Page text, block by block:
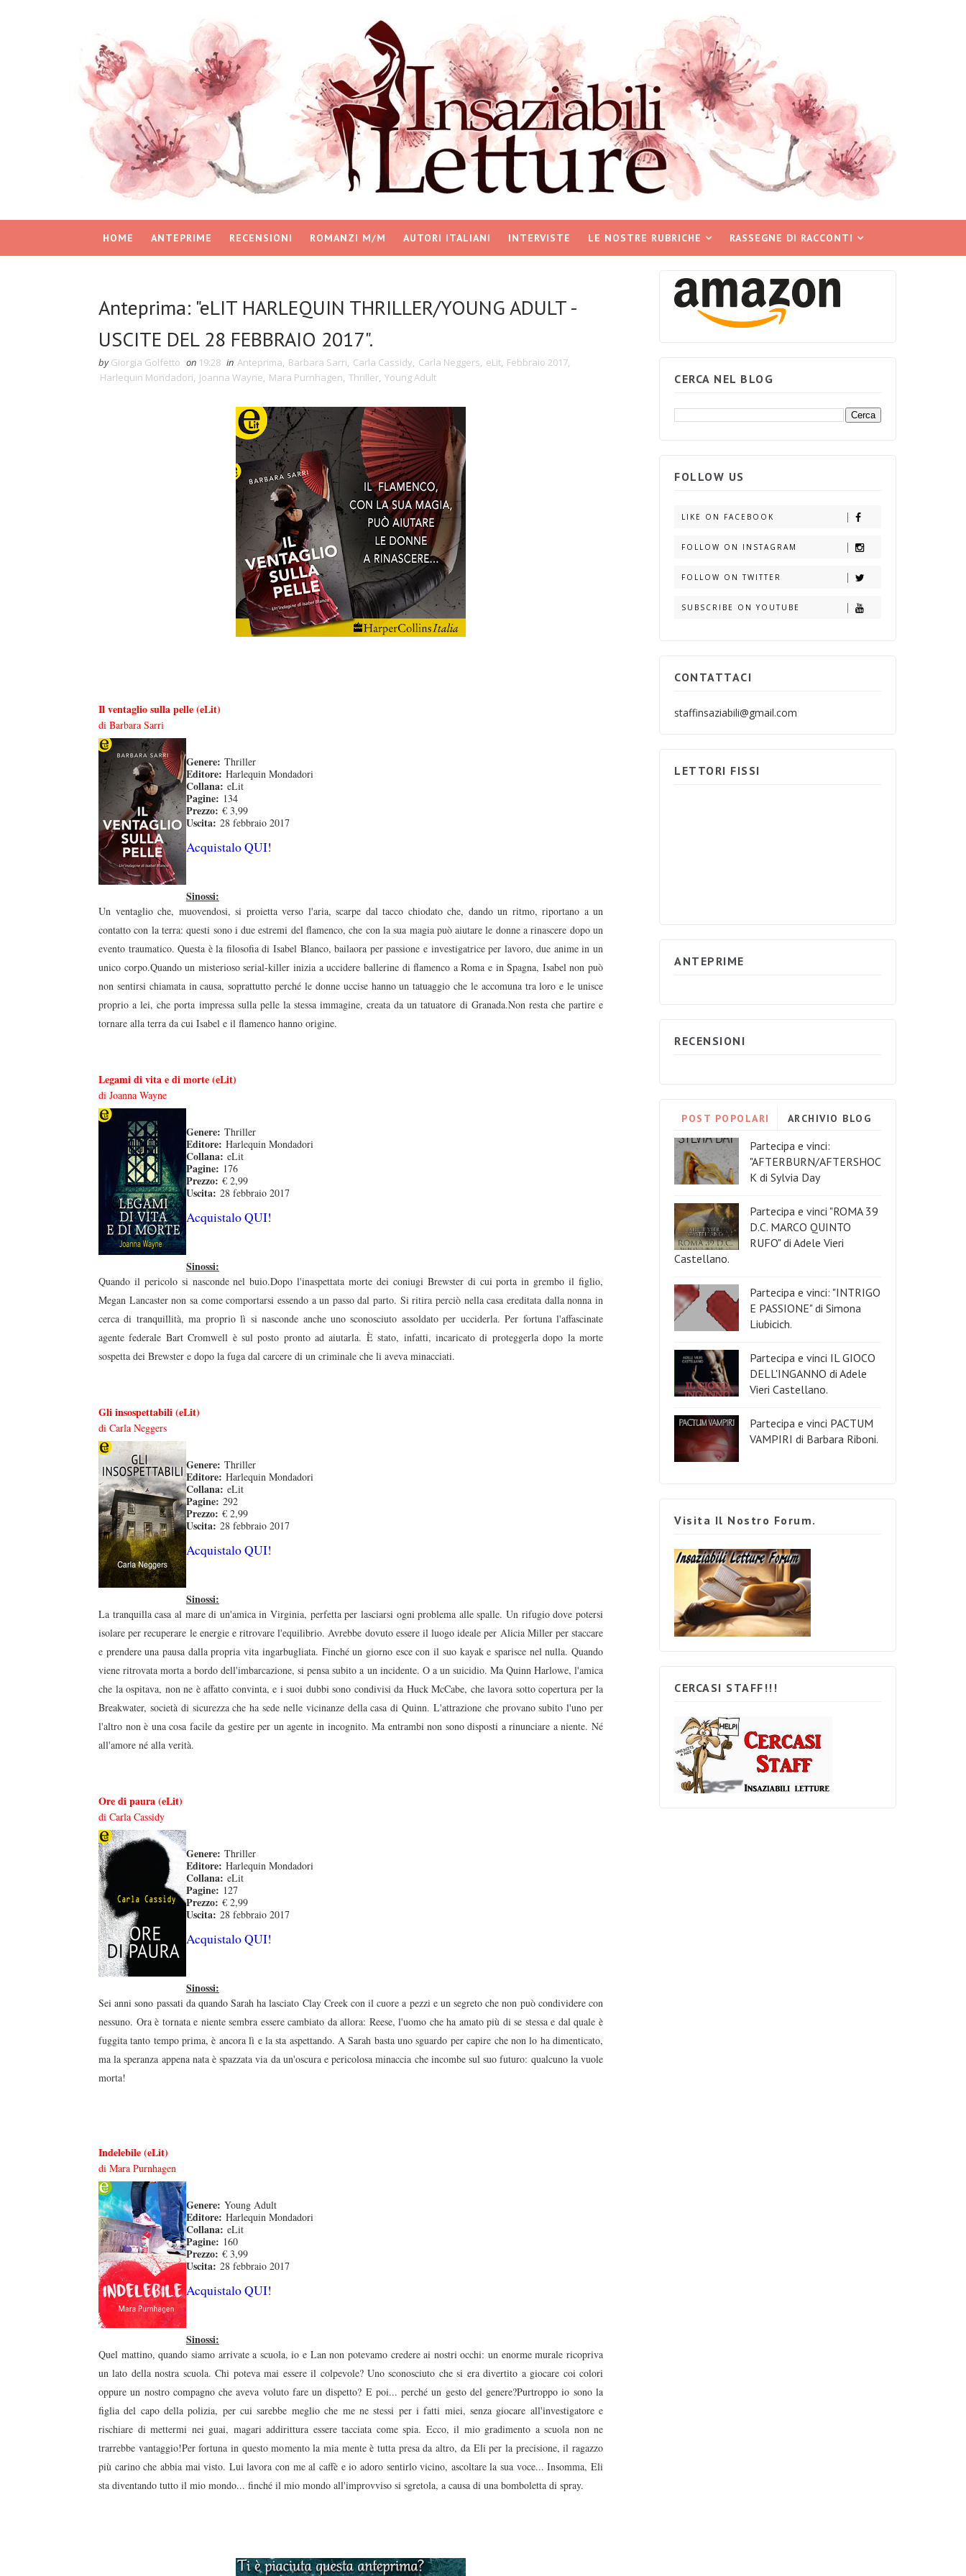
HOME ANTEPRIME RECENSIONI ROMANZI M/M AUTORI ITALIANI INTERVISTE LE NOSTRE RUBRICHE RASSEGNE DI RACCONTI
Anteprima: "eLIT HARLEQUIN THRILLER/YOUNG ADULT -
USCITE DEL 28 FEBBRAIO 2017".
by Giorgia Golfetto on 19:28 in Anteprima, Barbara Sarri, Carla Cassidy, Carla Neggers, eLit, Febbraio 2017,
Harlequin Mondadori, Joanna Wayne, Mara Purnhagen, Thriller, Young Adult
Il ventaglio sulla pelle (eLit)
di Barbara Sarri
Genere: Thriller
Editore: Harlequin Mondadori
Collana: eLit
Pagine: 134
Prezzo: € 3,99
Uscita: 28 febbraio 2017
Acquistalo QUI!
Sinossi:
Un ventaglio che, muovendosi, si proietta verso l'aria, scarpe dal tacco chiodato che, dando un ritmo, riportano a un
contatto con la terra: questi sono i due estremi del flamenco, che con la sua magia può aiutare le donne a rinascere dopo un
evento traumatico. Questa è la filosofia di Isabel Blanco, bailaora per passione e investigatrice per lavoro, due anime in un
unico corpo.Quando un misterioso serial-killer inizia a uccidere ballerine di flamenco a Roma e in Spagna, Isabel non può
non sentirsi chiamata in causa, soprattutto perché le donne uccise hanno un tatuaggio che le accomuna tra loro e le unisce
proprio a lei, che porta impressa sulla pelle la stessa immagine, creata da un tatuatore di Granada.Non resta che partire e
tornare alla terra da cui Isabel e il flamenco hanno origine.
Legami di vita e di morte (eLit)
di Joanna Wayne
Genere: Thriller
Editore: Harlequin Mondadori
Collana: eLit
Pagine: 176
Prezzo: € 2,99
Uscita: 28 febbraio 2017
Acquistalo QUI!
Sinossi:
Quando il pericolo si nasconde nel buio.Dopo l'inaspettata morte dei coniugi Brewster di cui porta in grembo il figlio,
Megan Lancaster non sa come comportarsi essendo a un passo dal parto. Si ritira perciò nella casa ereditata dalla nonna in
cerca di tranquillità, ma proprio lì si nasconde anche uno sconosciuto assoldato per ucciderla. Per fortuna l'affascinate
agente federale Bart Cromwell è sul posto pronto ad aiutarla. È stato, infatti, incaricato di proteggerla dopo la morte
sospetta dei Brewster e dopo la fuga dal carcere di un criminale che li aveva minacciati.
Gli insospettabili (eLit)
di Carla Neggers
Genere: Thriller
Editore: Harlequin Mondadori
Collana: eLit
Pagine: 292
Prezzo: € 2,99
Uscita: 28 febbraio 2017
Acquistalo QUI!
Sinossi:
La tranquilla casa al mare di un'amica in Virginia, perfetta per lasciarsi ogni problema alle spalle. Un rifugio dove potersi
isolare per recuperare le energie e ritrovare l'equilibrio. Avrebbe dovuto essere il luogo ideale per Alicia Miller per staccare
e prendere una pausa dalla propria vita ingarbugliata. Finché un giorno esce con il suo kayak e sparisce nel nulla. Quando
viene ritrovata morta a bordo dell'imbarcazione, si pensa subito a un incidente. O a un suicidio. Ma Quinn Harlowe, l'amica
che la ospitava, non ne è affatto convinta, e i suoi dubbi sono condivisi da Huck McCabe, che lavora sotto copertura per la
Breakwater, società di sicurezza che ha sede nelle vicinanze della casa di Quinn. L'attrazione che provano subito l'uno per
l'altro non è una cosa facile da gestire per un agente in incognito. Ma entrambi non sono disposti a rinunciare a niente. Né
all'amore né alla verità.
Ore di paura (eLit)
di Carla Cassidy
Genere: Thriller
Editore: Harlequin Mondadori
Collana: eLit
Pagine: 127
Prezzo: € 2,99
Uscita: 28 febbraio 2017
Acquistalo QUI!
Sinossi:
Sei anni sono passati da quando Sarah ha lasciato Clay Creek con il cuore a pezzi e un segreto che non può condividere con
nessuno. Ora è tornata e niente sembra essere cambiato da allora: Reese, l'uomo che ha amato più di se stessa e dal quale è
fuggita tanto tempo prima, è ancora lì e la sta aspettando. A Sarah basta uno sguardo per capire che non lo ha dimenticato,
ma la speranza appena nata è spazzata via da un'oscura e pericolosa minaccia che incombe sul suo futuro: qualcuno la vuole
morta!
Indelebile (eLit)
di Mara Purnhagen
Genere: Young Adult
Editore: Harlequin Mondadori
Collana: eLit
Pagine: 160
Prezzo: € 3,99
Uscita: 28 febbraio 2017
Acquistalo QUI!
Sinossi:
Quel mattino, quando siamo arrivate a scuola, io e Lan non potevamo credere ai nostri occhi: un enorme murale ricopriva
un lato della nostra scuola. Chi poteva mai essere il colpevole? Uno sconosciuto che si era divertito a giocare coi colori
oppure un nostro compagno che aveva voluto fare un dispetto? E poi... perché un gesto del genere?Purtroppo io sono la
figlia del capo della polizia, per cui sarebbe meglio che me ne stessi per i fatti miei, senza giocare all'investigatore e
rischiare di mettermi nei guai, magari addirittura essere tacciata come spia. Ecco, il mio gradimento a scuola non ne
trarrebbe vantaggio!Per fortuna in questo momento la mia mente è tutta presa da altro, da Eli per la precisione, il ragazzo
più carino che abbia mai visto. Lui lavora con me al caffè e io adoro sentirlo vicino, ascoltare la sua voce... Insomma, Eli
sta diventando tutto il mio mondo... finché il mio mondo all'improvviso si sgretola, a causa di una bomboletta di spray.
CERCA NEL BLOG
FOLLOW US
LIKE ON FACEBOOK
FOLLOW ON INSTAGRAM
FOLLOW ON TWITTER
SUBSCRIBE ON YOUTUBE
CONTATTACI
staffinsaziabili@gmail.com
LETTORI FISSI
ANTEPRIME
RECENSIONI
POST POPOLARI ARCHIVIO BLOG
Partecipa e vinci:
"AFTERBURN/AFTERSHOC
K di Sylvia Day
Partecipa e vinci "ROMA 39
D.C. MARCO QUINTO
RUFO" di Adele Vieri
Castellano.
Partecipa e vinci: "INTRIGO
E PASSIONE" di Simona
Liubicich.
Partecipa e vinci IL GIOCO
DELL'INGANNO di Adele
Vieri Castellano.
Partecipa e vinci PACTUM
VAMPIRI di Barbara Riboni.
Visita Il Nostro Forum.
CERCASI STAFF!!!